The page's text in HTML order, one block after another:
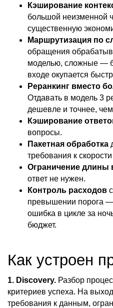
Кэширование
большой неизменной
существенную
Маршрутизация по
обращения
моделью, сложные —
входе окупается
Реранкинг вместо
Отдавать в модель 3
дешевле и точнее,
Кэширование
вопросы.
Пакетная обработка
требования к скорости
Ограничение длины
ответ не нужен.
Контроль расходов
превышении порога —
ошибка в цикле за
бюджет.
Как устроен
1. Discovery. Разбор
критериев успеха. На
требования к данным,